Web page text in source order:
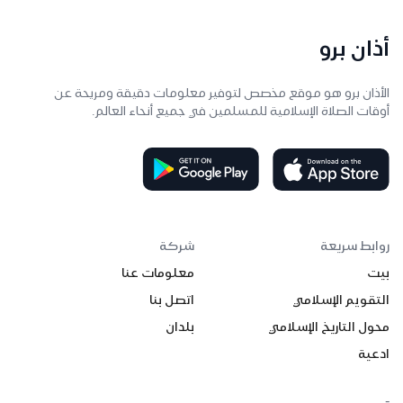
أذان برو
الأذان برو هو موقع مخصص لتوفير معلومات دقيقة ومريحة عن
أوقات الصلاة الإسلامية للمسلمين في جميع أنحاء العالم.
روابط سريعة
بيت
التقويم الإسلامي
محول التاريخ الإسلامي
ادعية
شركة
معلومات عنا
اتصل بنا
بلدان